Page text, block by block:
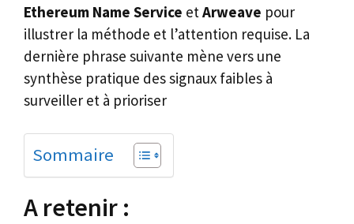
Ethereum Name Service et Arweave pour
illustrer la méthode et l’attention requise. La
dernière phrase suivante mène vers une
synthèse pratique des signaux faibles à
surveiller et à prioriser
Sommaire
A retenir :